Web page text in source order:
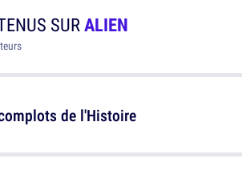
SURALIEN
de l'Histoire